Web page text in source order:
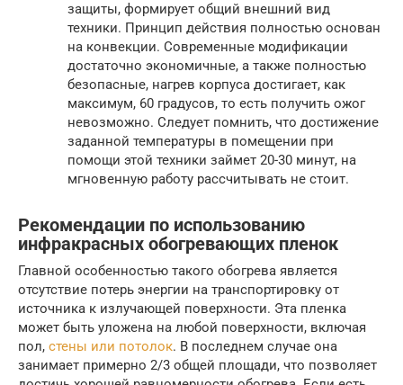
защиты, формирует общий внешний вид
техники. Принцип действия полностью основан
на конвекции. Современные модификации
достаточно экономичные, а также полностью
безопасные, нагрев корпуса достигает, как
максимум, 60 градусов, то есть получить ожог
невозможно. Следует помнить, что достижение
заданной температуры в помещении при
помощи этой техники займет 20-30 минут, на
мгновенную работу рассчитывать не стоит.
Рекомендации по использованию
инфракрасных обогревающих пленок
Главной особенностью такого обогрева является
отсутствие потерь энергии на транспортировку от
источника к излучающей поверхности. Эта пленка
может быть уложена на любой поверхности, включая
пол, стены или потолок. В последнем случае она
занимает примерно 2/3 общей площади, что позволяет